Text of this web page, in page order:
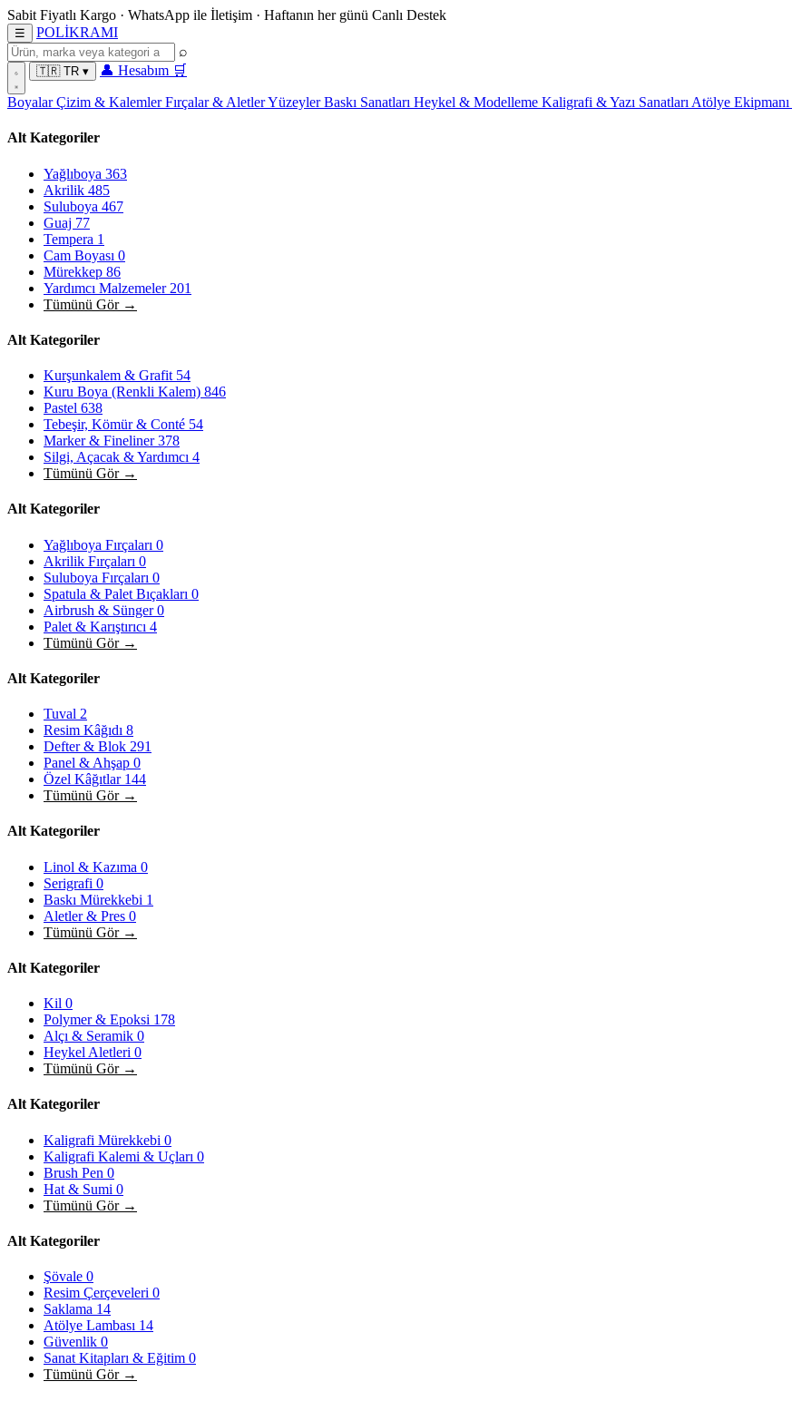
Sabit Fiyatlı Kargo · WhatsApp ile İletişim · Haftanın her günü Canlı Destek
☰ POLİKRAMI
⌕
🇹🇷 TR ▾ 👤 Hesabım 🛒
BoyalarÇizim & KalemlerFırçalar & AletlerYüzeylerBaskı Sanatları Heykel & Modelleme Kaligrafi & Yazı Sanatları Atölye Ekipmanı
Alt Kategoriler
Yağlıboya 363
Akrilik 485
Suluboya 467
Guaj 77
Tempera 1
Cam Boyası 0
Mürekkep 86
Yardımcı Malzemeler 201
Tümünü Gör →
Alt Kategoriler
Kurşunkalem & Grafit 54
Kuru Boya (Renkli Kalem) 846
Pastel 638
Tebeşir, Kömür & Conté 54
Marker & Fineliner378
Silgi, Açacak & Yardımcı 4
Tümünü Gör →
Alt Kategoriler
Yağlıboya Fırçaları 0
Akrilik Fırçaları 0
Suluboya Fırçaları 0
Spatula & Palet Bıçakları 0
Airbrush & Sünger0
Palet & Karıştırıcı 4
Tümünü Gör →
Alt Kategoriler
Tuval 2
Resim Kâğıdı 8
Defter & Blok 291
Panel & Ahşap 0
Özel Kâğıtlar 144
Tümünü Gör →
Alt Kategoriler
Linol & Kazıma 0
Serigrafi 0
Baskı Mürekkebi 1
Aletler & Pres 0
Tümünü Gör →
Alt Kategoriler
Kil 0
Polymer & Epoksi 178
Alçı & Seramik 0
Heykel Aletleri 0
Tümünü Gör →
Alt Kategoriler
Kaligrafi Mürekkebi 0
Kaligrafi Kalemi & Uçları 0
Brush Pen 0
Hat & Sumi 0
Tümünü Gör →
Alt Kategoriler
Şövale 0
Resim Çerçeveleri 0
Saklama 14
Atölye Lambası 14
Güvenlik 0
Sanat Kitapları & Eğitim 0
Tümünü Gör →